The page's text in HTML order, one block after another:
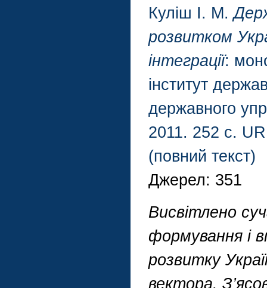
Куліш І. М.
розвитком
інтеграції:
інститут
державного
2011. 252 с.
(повний текст)
Джерел: 351
Висвітлено
формування і
розвитку
вектора.